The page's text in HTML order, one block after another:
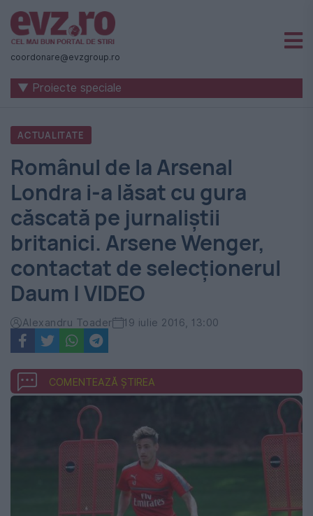
Știri
naționale
internaționale
România
-
Evenimentul
Zilei
coordonare@evzgroup.ro
▼ Proiecte speciale
ACTUALITATE
Românul de la Arsenal
Londra i-a lăsat cu gura
căscată pe jurnaliștii
britanici. Arsene Wenger,
contactat de selecționerul
Daum | VIDEO
Alexandru Toader 19 iulie 2016, 13:00
COMENTEAZĂ ȘTIREA